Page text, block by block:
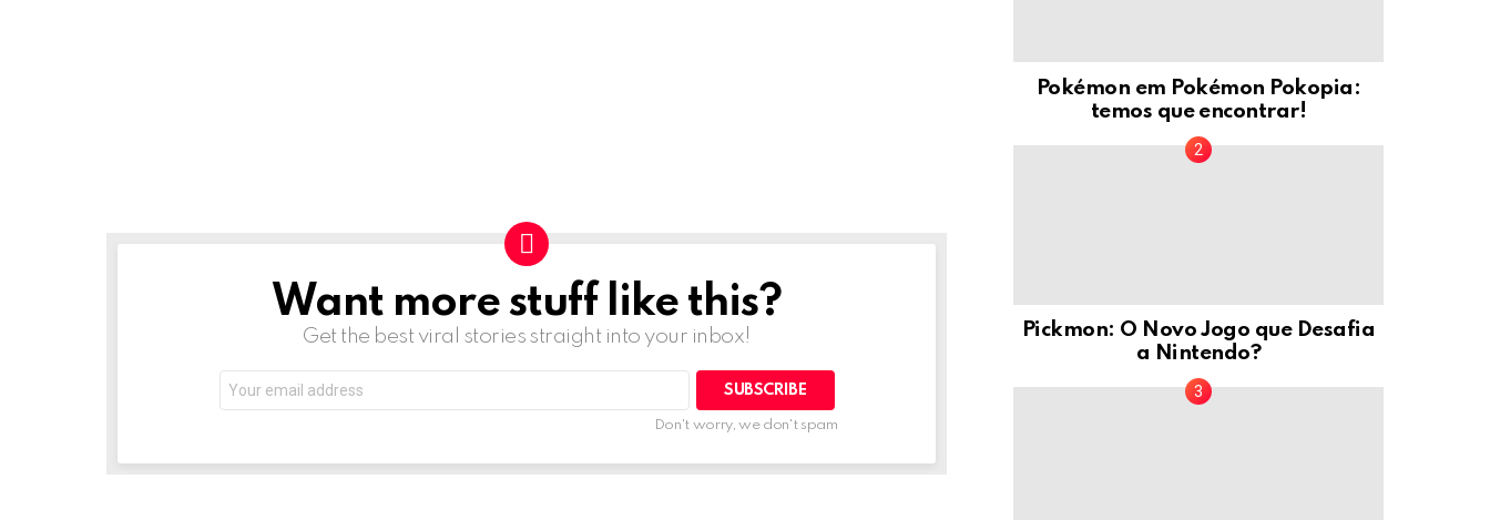
NEWSLETTERWant more stuff like this?
Get the best viral stories straight into your inbox!
address:
Don't worry, we don't spam
Pokémon em Pokémon Pokopia:
temos que encontrar!
Pickmon: O Novo Jogo que Desafia
a Nintendo?